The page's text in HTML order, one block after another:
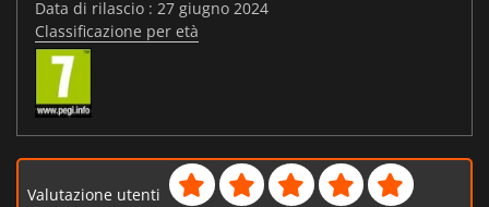
Data di rilascio : 27 giugno 2024
Classificazione per età
Valutazione utenti